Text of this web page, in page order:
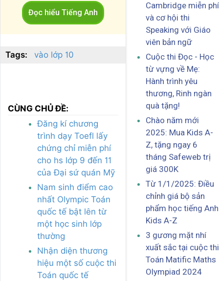
Đọc hiểu Tiếng Anh
Tags: vào lớp 10
CÙNG CHỦ ĐỀ:
Đăng kí chương
trình dạy Toefl lấy
chứng chỉ miễn phí
cho hs lớp 9 đến 11
của Đại sứ quán Mỹ
Nam sinh điểm cao
nhất Olympic Toán
quốc tế bật lên từ
một học sinh lớp
thường
Nhận diện thương
hiệu một số cuộc thi
Toán quốc tế
Cambridge miễn phí
và cơ hội thi
Speaking với Giáo
viên bản ngữ
Cuộc thi Đọc - Học
từ vựng về Mẹ:
Hành trình yêu
thương, Rinh ngàn
quà tặng!
Chào năm mới
2025: Mua Kids A-
Z, tặng ngay 6
tháng Safeweb trị
giá 300K
Từ 1/1/2025: Điều
chỉnh giá bộ sản
phẩm học tiếng Anh
Kids A-Z
3 gương mặt nhí
xuất sắc tại cuộc thi
Toán Matific Maths
Olympiad 2024